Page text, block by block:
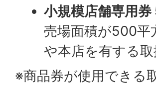
小規模店舗専用
売場面積が500平
や本店を有する
※商品券が使用できる